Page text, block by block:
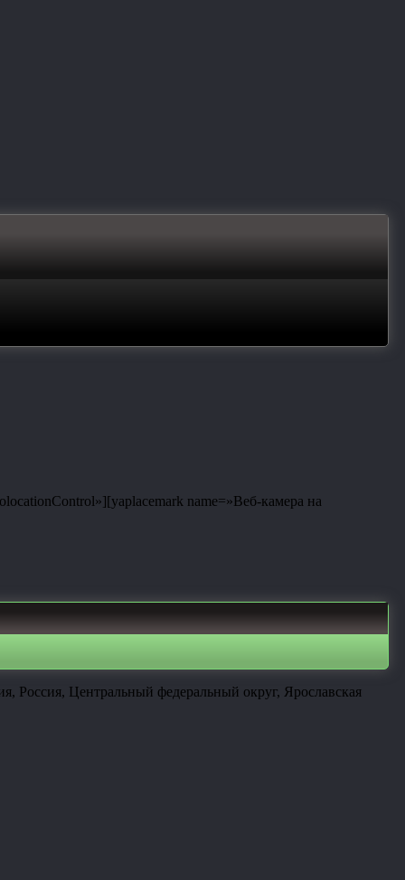
name=»Веб-камера на
Россия, Центральный федеральный округ, Ярославская